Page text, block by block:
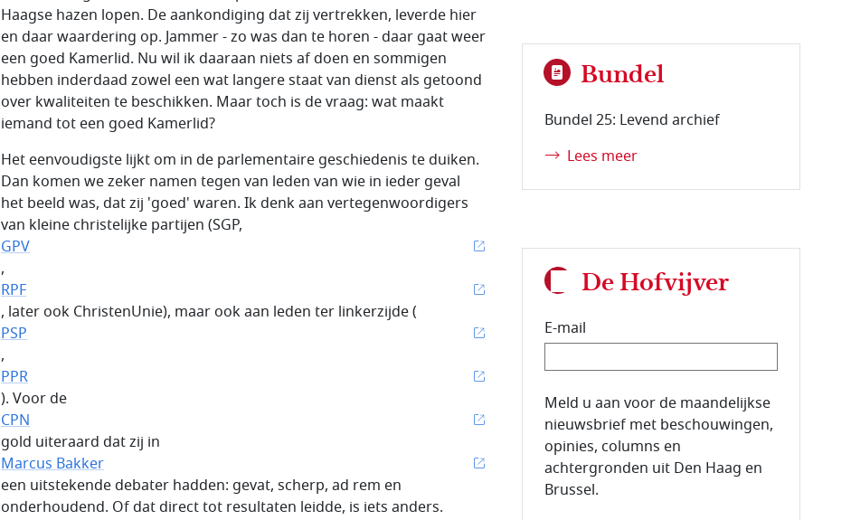
Haagse hazen lopen. De aankondiging dat zij vertrekken, leverde hier
en daar waardering op. Jammer - zo was dan te horen - daar gaat weer
een goed Kamerlid. Nu wil ik daaraan niets af doen en sommigen
hebben inderdaad zowel een wat langere staat van dienst als getoond
over kwaliteiten te beschikken. Maar toch is de vraag: wat maakt
iemand tot een goed Kamerlid?
Het eenvoudigste lijkt om in de parlementaire geschiedenis te duiken.
Dan komen we zeker namen tegen van leden van wie in ieder geval
het beeld was, dat zij 'goed' waren. Ik denk aan vertegenwoordigers
van kleine christelijke partijen (SGP,
GPV
,
RPF
, later ook ChristenUnie), maar ook aan leden ter linkerzijde (
PSP
,
PPR
). Voor de
CPN
gold uiteraard dat zij in
Marcus Bakker
een uitstekende debater hadden: gevat, scherp, ad rem en
onderhoudend. Of dat direct tot resultaten leidde, is iets anders.
Bundel
Bundel 25: Levend archief
Lees meer
De Hofvijver
E-mail
E-mailadres van de abonnee.
Meld u aan voor de maandelijkse
nieuwsbrief met beschouwingen,
opinies, columns en
achtergronden uit Den Haag en
Brussel.